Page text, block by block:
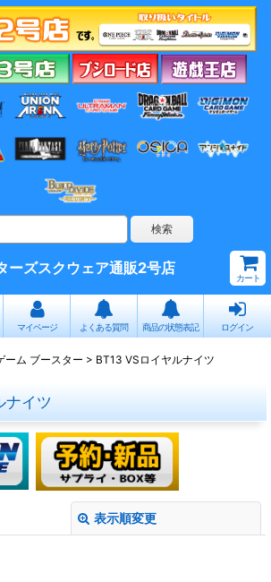
ーズスクウェア通販2号店
カート
マイページ よくある質問 商品の状態表記 ログイン
ーム ブースター > BT13 VSロイヤルナイツ
ナイツ
表示順変更